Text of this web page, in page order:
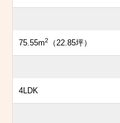
75.55m2 （22.85坪）
4LDK